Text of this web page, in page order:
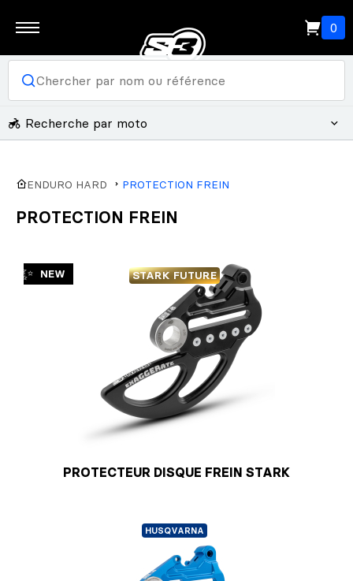
0
Recherche par moto
ENDURO HARD PROTECTION FREIN
PROTECTION FREIN
✨ NEW STARK FUTURE
PROTECTEUR DISQUE FREIN STARK
HUSQVARNA